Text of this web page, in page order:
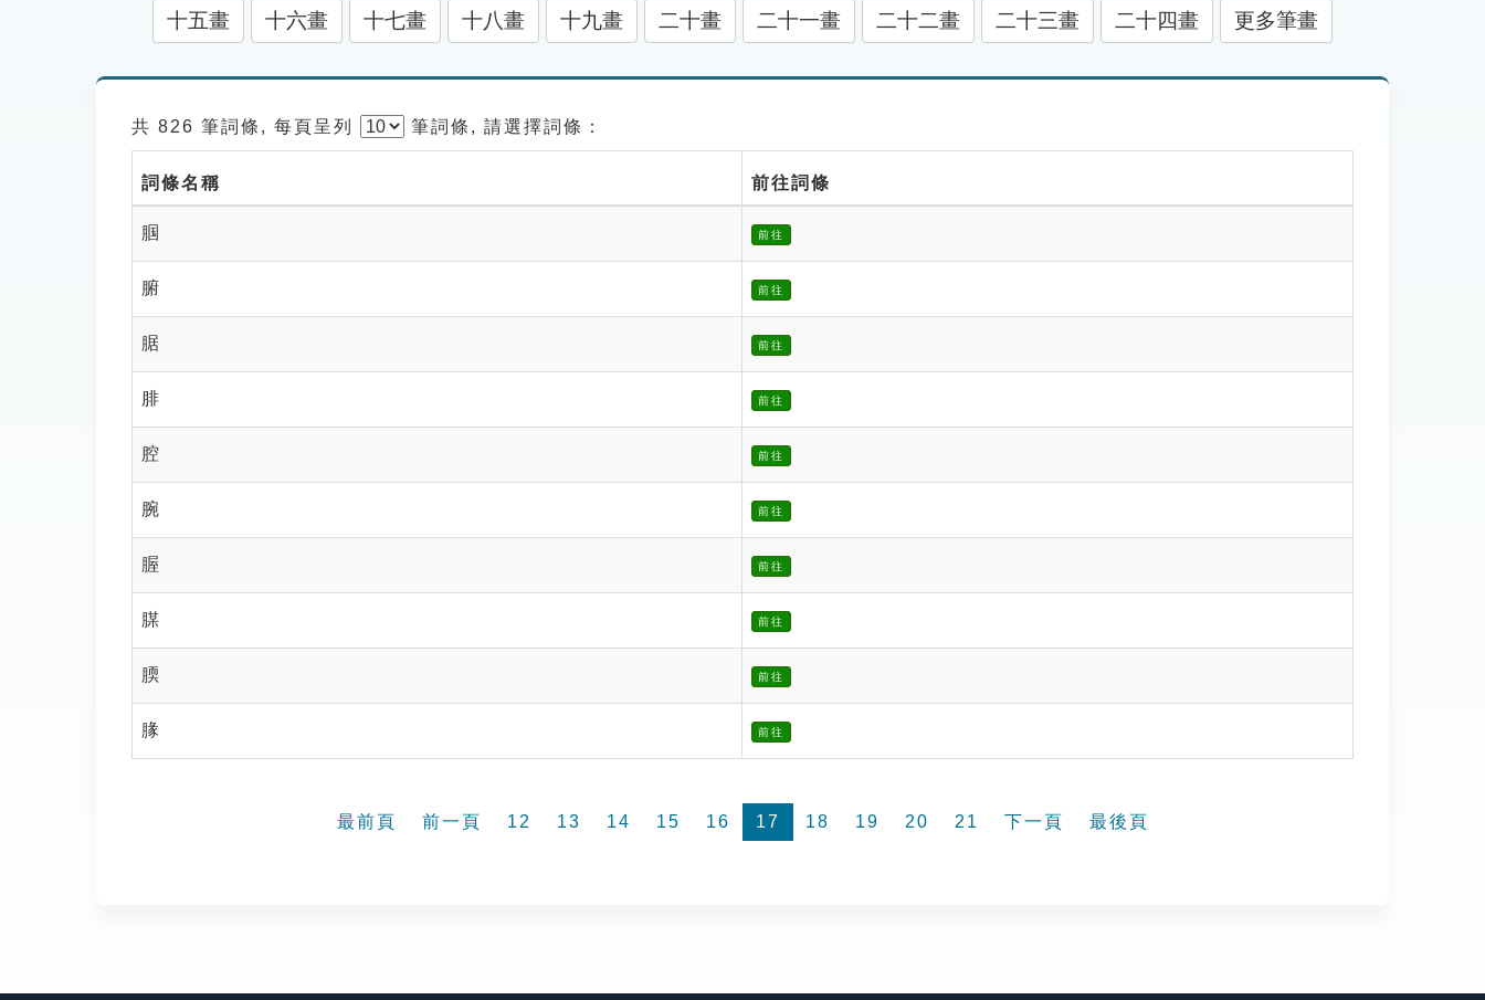
十五畫 十六畫 十七畫 十八畫 十九畫 二十畫 二十一畫 二十二畫 二十三畫 二十四畫 更多筆畫
共 826 筆詞條, 每頁呈列 筆詞條, 請選擇詞條：
詞條名稱 前往詞條
腘 前往
腑 前往
腒 前往
腓 前往
腔 前往
腕 前往
腛 前往
腜 前往
腝 前往
腞 前往
最前頁 前一頁 12 13 14 15 16 17 18 19 20 21 下一頁 最後頁